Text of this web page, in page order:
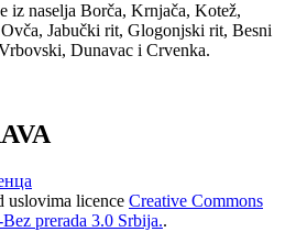
iz naselja Borča, Krnjača, Kotež,
Jabučki rit, Glogonjski rit, Besni
Dunavac i Crvenka.
uslovima licence Creative Commons
prerada 3.0 Srbija..